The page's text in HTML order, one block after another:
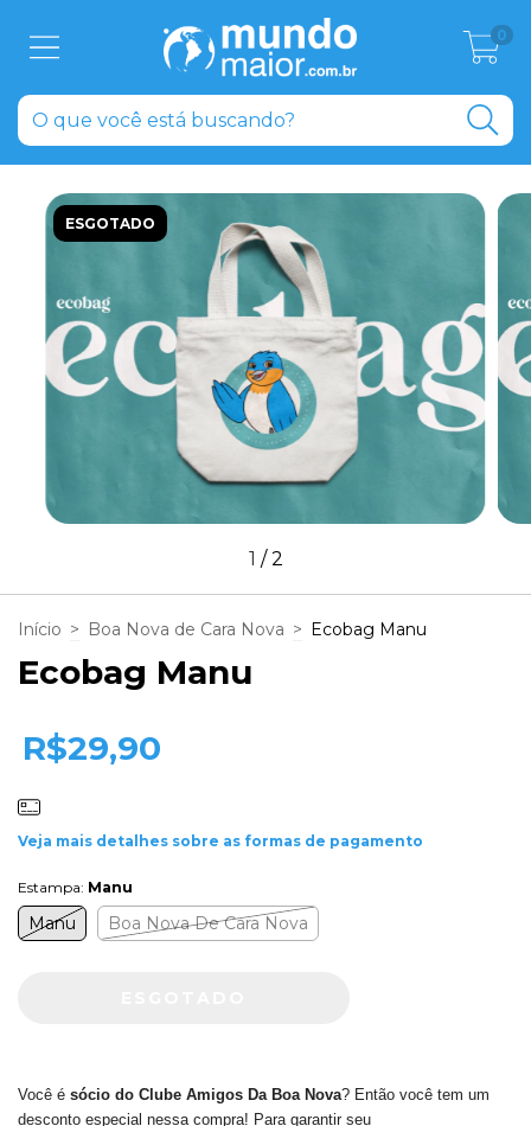
0
ESGOTADO
1 /2
Início > Boa Nova de Cara Nova > Ecobag Manu
Ecobag Manu
R$29,90
Veja mais detalhes sobre as formas de pagamento
Estampa: Manu
Manu Boa Nova De Cara Nova
Você é sócio do Clube Amigos Da Boa Nova? Então você tem um
desconto especial nessa compra! Para garantir seu